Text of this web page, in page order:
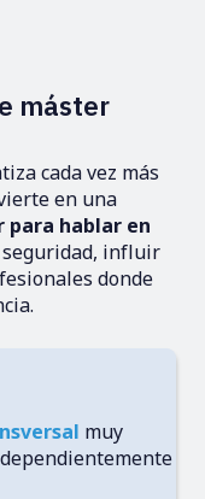
máster
cada vez más
en una
para hablar en
seguridad, influir
donde
muy